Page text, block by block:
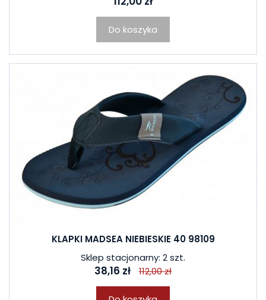
Do koszyka
KLAPKI MADSEA NIEBIESKIE 40 98109
Sklep stacjonarny: 2 szt.
38,16 zł 112,00 zł